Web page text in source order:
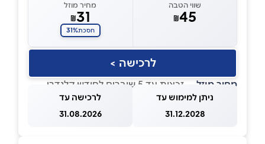
שווי הטבה
₪45
מחיר מוזל
₪31
חסכת31%
לרכישה >
מחיר מוזל — זכאות עד 5 שוברים לחודש קלנדרי
ניתן למימוש עד
31.12.2028
לרכישה עד
31.08.2026